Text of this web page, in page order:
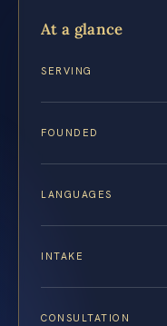
At a glance
SERVING
FOUNDED
LANGUAGES
INTAKE
CONSULTATION